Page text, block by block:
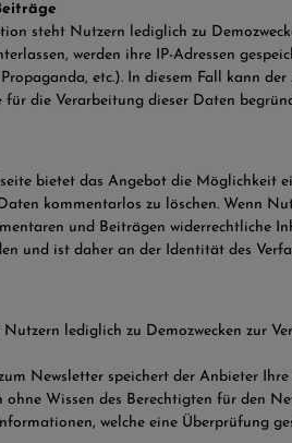
steht Nutzern lediglich zu
werden ihre IP-Adressen
etc.). In diesem Fall kann
für die Verarbeitung dieser Daten
bietet das Angebot die Möglichkeit
kommentarlos zu löschen. Wenn
und Beiträgen widerrechtliche
und ist daher an der Identität des
lediglich zu Demozwecken zur
Newsletter speichert der Anbieter
ohne Wissen des Berechtigten für den
welche eine Überprüfung